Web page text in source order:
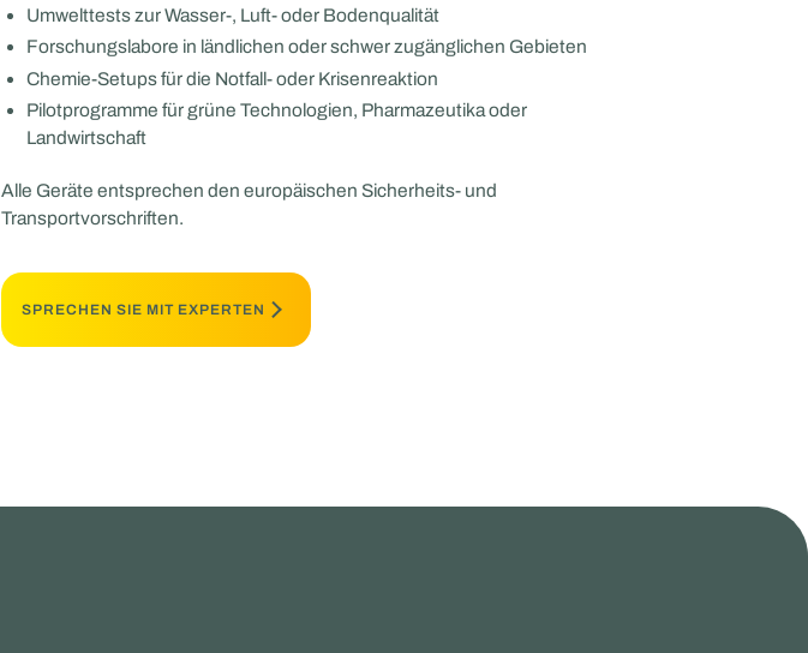
Umwelttests zur Wasser-, Luft- oder Bodenqualität
Forschungslabore in ländlichen oder schwer zugänglichen Gebieten
Chemie-Setups für die Notfall- oder Krisenreaktion
Pilotprogramme für grüne Technologien, Pharmazeutika oder
Landwirtschaft
Alle Geräte entsprechen den europäischen Sicherheits- und
Transportvorschriften.
SPRECHEN SIE MIT EXPERTEN